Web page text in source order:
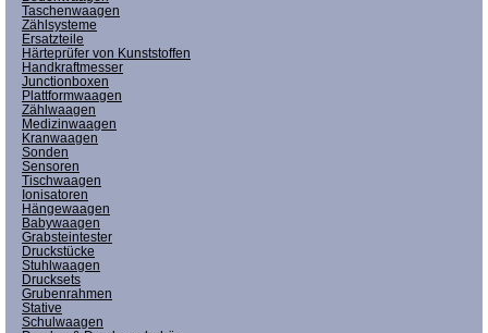
Taschenwaagen
Zählsysteme
Ersatzteile
Härteprüfer von Kunststoffen
Handkraftmesser
Junctionboxen
Plattformwaagen
Zählwaagen
Medizinwaagen
Kranwaagen
Sonden
Sensoren
Tischwaagen
Ionisatoren
Hängewaagen
Babywaagen
Grabsteintester
Druckstücke
Stuhlwaagen
Drucksets
Grubenrahmen
Stative
Schulwaagen